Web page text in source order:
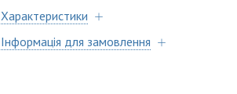
Характеристики
Інформація для замовлення